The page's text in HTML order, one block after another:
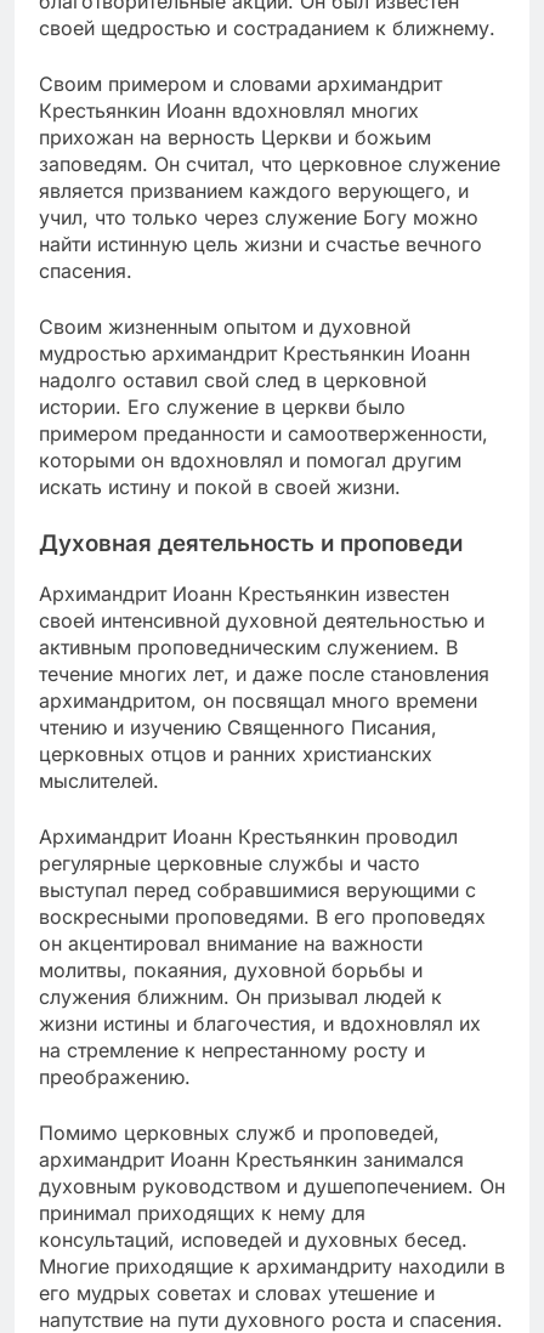
своей щедростью и состраданием к ближнему.
Своим примером и словами архимандрит
Крестьянкин Иоанн вдохновлял многих
прихожан на верность Церкви и божьим
заповедям. Он считал, что церковное служение
является призванием каждого верующего, и
учил, что только через служение Богу можно
найти истинную цель жизни и счастье вечного
спасения.
Своим жизненным опытом и духовной
мудростью архимандрит Крестьянкин Иоанн
надолго оставил свой след в церковной
истории. Его служение в церкви было
примером преданности и самоотверженности,
которыми он вдохновлял и помогал другим
искать истину и покой в своей жизни.
Духовная деятельность и проповеди
Архимандрит Иоанн Крестьянкин известен
своей интенсивной духовной деятельностью и
активным проповедническим служением. В
течение многих лет, и даже после становления
архимандритом, он посвящал много времени
чтению и изучению Священного Писания,
церковных отцов и ранних христианских
мыслителей.
Архимандрит Иоанн Крестьянкин проводил
регулярные церковные службы и часто
выступал перед собравшимися верующими с
воскресными проповедями. В его проповедях
он акцентировал внимание на важности
молитвы, покаяния, духовной борьбы и
служения ближним. Он призывал людей к
жизни истины и благочестия, и вдохновлял их
на стремление к непрестанному росту и
преображению.
Помимо церковных служб и проповедей,
архимандрит Иоанн Крестьянкин занимался
духовным руководством и душепопечением. Он
принимал приходящих к нему для
консультаций, исповедей и духовных бесед.
Многие приходящие к архимандриту находили в
его мудрых советах и словах утешение и
напутствие на пути духовного роста и спасения.